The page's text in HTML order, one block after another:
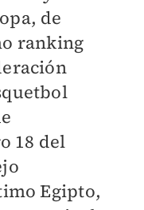
de
ranking
18 del
Egipto,